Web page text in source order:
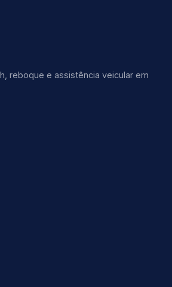
reboque e assistência veicular em